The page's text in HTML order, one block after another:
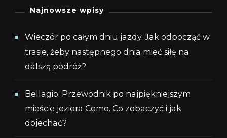
Najnowsze wpisy
Wieczór po całym dniu jazdy. Jak odpocząć w
trasie, żeby następnego dnia mieć siłę na
dalszą podróż?
Bellagio. Przewodnik po najpiękniejszym
mieście jeziora Como. Co zobaczyć i jak
dojechać?